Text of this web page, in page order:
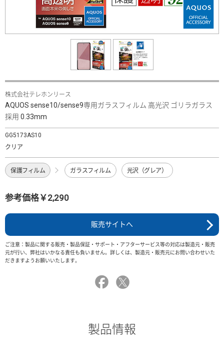
株式会社テレホンリース
AQUOS sense10/sense9専用ガラスフィルム 高光沢 ゴリラガラス
採用 0.33mm
GG5173AS10
クリア
保護フィルム ガラスフィルム 光沢（グレア）
参考価格￥2,290
販売サイトへ
ご注意：製品に関する販売・製品保証・サポート・アフターサービス等の対応は製造元・販売
元が行い、弊社はいかなる責任も負いません。詳しくは、製造元・販売元にお問い合わせいた
だきますようお願いいたします。
製品情報